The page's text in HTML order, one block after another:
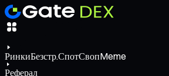
РинкиБезстр.СпотСвопMeme
Реферал